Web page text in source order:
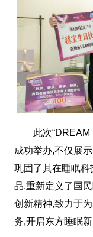
此次“DREAM
成功举办,不仅展
巩固了其在睡眠科
品,重新定义了国
创新精神,致力于
务,开启东方睡眠